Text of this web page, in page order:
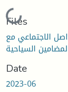
Loading...
Files
الاجتماعي مع
Date
2023-06